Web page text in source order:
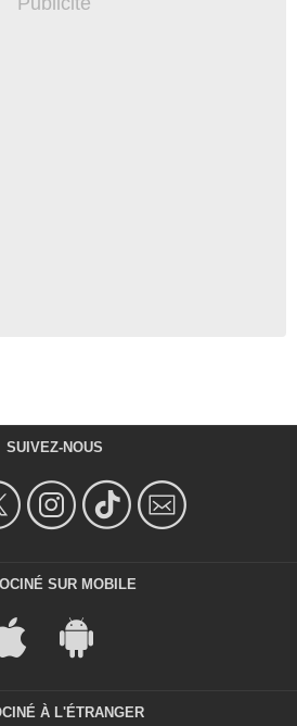
SUIVEZ-NOUS
SUR MOBILE
À L'ÉTRANGER